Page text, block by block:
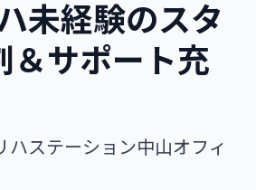
未経験のスタ
＆サポート充
ハステーション中山オフィ